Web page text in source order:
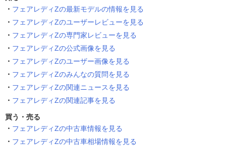
フェアレディZの最新モデルの情報を見る
フェアレディZのユーザーレビューを見る
フェアレディZの専門家レビューを見る
フェアレディZの公式画像を見る
フェアレディZのユーザー画像を見る
フェアレディZのみんなの質問を見る
フェアレディZの関連ニュースを見る
フェアレディZの関連記事を見る
買う・売る
フェアレディZの中古車情報を見る
フェアレディZの中古車相場情報を見る